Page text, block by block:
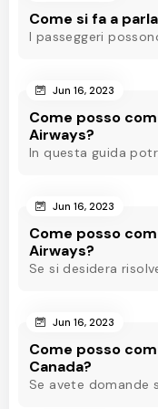
Come si fa a
Jun 16, 2023
Come posso
Airways?
Jun 16, 2023
Come posso
Airways?
Jun 16, 2023
Come posso
Canada?